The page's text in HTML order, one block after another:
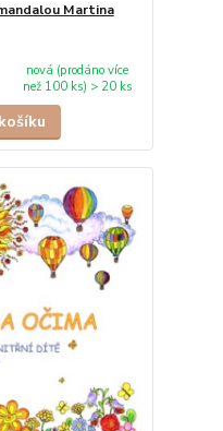
Martina
nová (prodáno více
než 100 ks) > 20 ks